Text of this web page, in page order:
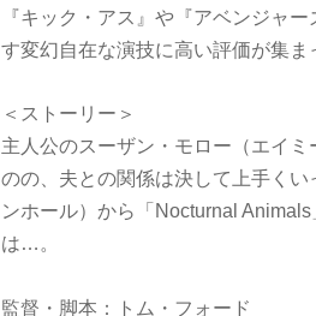
『キック・アス』や『アベンジャ
す変幻自在な演技に高い評価が集ま
＜ストーリー＞
主人公のスーザン・モロー（エイ
のの、夫との関係は決して上手く
ンホール）から「Nocturnal
は…。
監督・脚本：トム・フォード